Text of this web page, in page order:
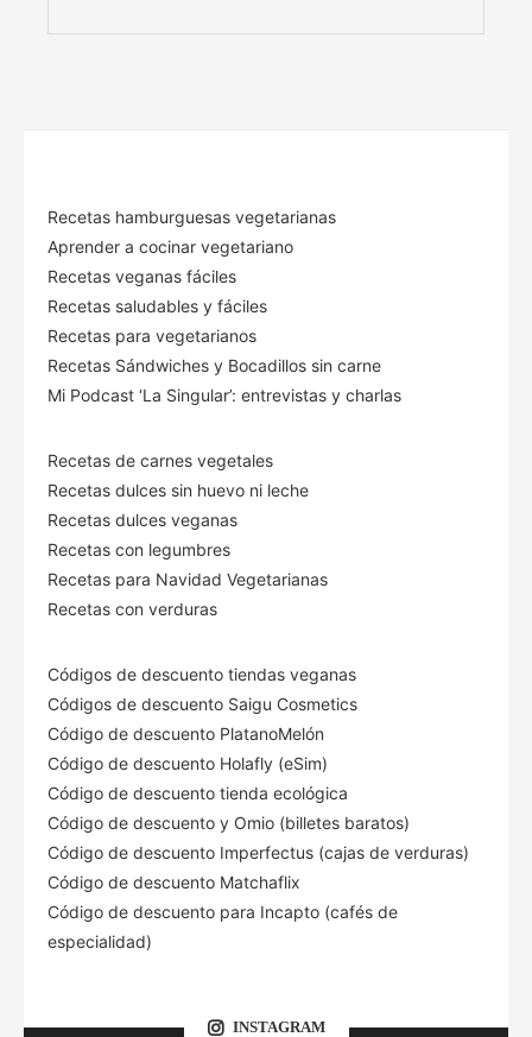
Recetas hamburguesas vegetarianas
Aprender a cocinar vegetariano
Recetas veganas fáciles
Recetas saludables y fáciles
Recetas para vegetarianos
Recetas Sándwiches y Bocadillos sin carne
Mi Podcast ‘La Singular’: entrevistas y charlas
Recetas de carnes vegetales
Recetas dulces sin huevo ni leche
Recetas dulces veganas
Recetas con legumbres
Recetas para Navidad Vegetarianas
Recetas con verduras
Códigos de descuento tiendas veganas
Códigos de descuento Saigu Cosmetics
Código de descuento PlatanoMelón
Código de descuento Holafly (eSim)
Código de descuento tienda ecológica
Código de descuento y Omio (billetes baratos)
Código de descuento Imperfectus (cajas de verduras)
Código de descuento Matchaflix
Código de descuento para Incapto (cafés de
especialidad)
INSTAGRAM